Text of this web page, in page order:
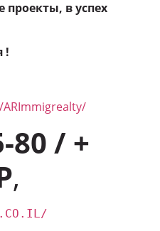
проекты, в успех
!
80 / +
,